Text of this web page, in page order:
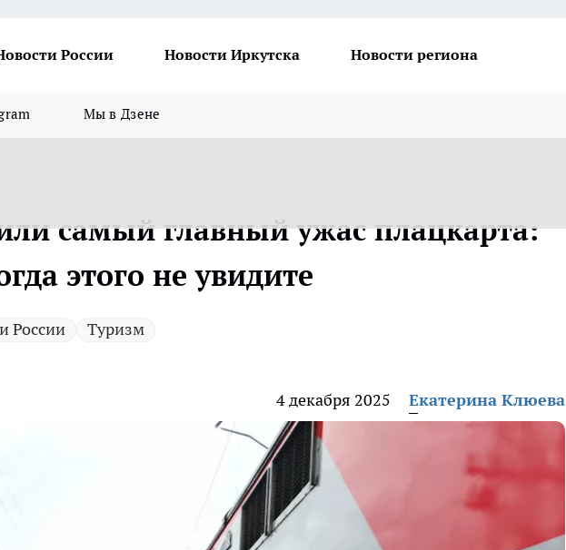
России Новости Иркутска Новости региона
Мы в Дзене
самый главный ужас плацкарта:
этого не увидите
России Туризм
4 декабря 2025 Екатерина Клюева